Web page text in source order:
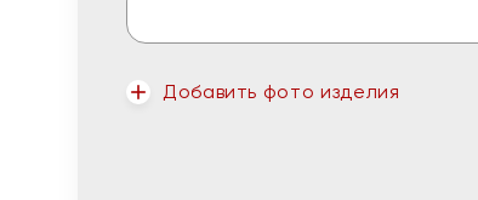
Добавить фото изделия